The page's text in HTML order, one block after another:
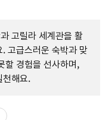
고릴라 세계관을 활
고급스러운 숙박과 맞
할 경험을 선사하며,
천해요.